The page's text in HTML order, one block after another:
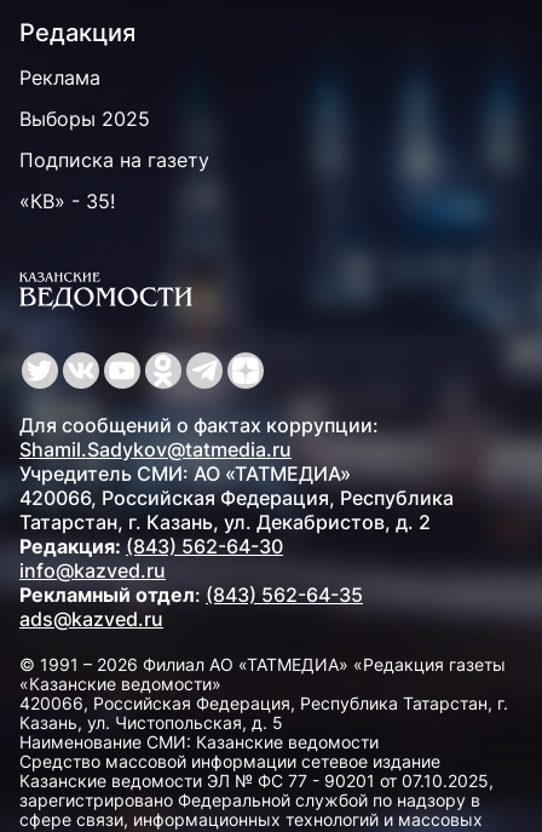
Редакция
Реклама
Выборы 2025
Подписка на газету
«КВ» - 35!
Для сообщений о фактах коррупции:
Shamil.Sadykov@tatmedia.ru
Учредитель СМИ: АО «ТАТМЕДИА»
420066, Российская Федерация, Республика
Татарстан, г. Казань, ул. Декабристов, д. 2
Редакция: (843) 562-64-30
info@kazved.ru
Рекламный отдел: (843) 562-64-35
ads@kazved.ru
© 1991 – 2026 Филиал АО «ТАТМЕДИА» «Редакция газеты
«Казанские ведомости»
420066, Российская Федерация, Республика Татарстан, г.
Казань, ул. Чистопольская, д. 5
Наименование СМИ: Казанские ведомости
Средство массовой информации сетевое издание
Казанские ведомости ЭЛ № ФС 77 - 90201 от 07.10.2025,
зарегистрировано Федеральной службой по надзору в
сфере связи, информационных технологий и массовых